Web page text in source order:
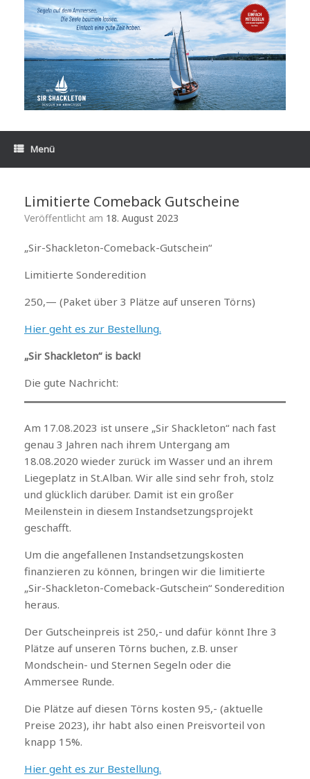
springen
Menü
Limitierte Comeback Gutscheine
Veröffentlicht am 18. August 2023
„Sir-Shackleton-Comeback-Gutschein“
Limitierte Sonderedition
250,— (Paket über 3 Plätze auf unseren Törns)
Hier geht es zur Bestellung.
„Sir Shackleton“ is back!
Die gute Nachricht:
Am 17.08.2023 ist unsere „Sir Shackleton“ nach fast
genau 3 Jahren nach ihrem Untergang am
18.08.2020 wieder zurück im Wasser und an ihrem
Liegeplatz in St.Alban. Wir alle sind sehr froh, stolz
und glücklich darüber. Damit ist ein großer
Meilenstein in diesem Instandsetzungsprojekt
geschafft.
Um die angefallenen Instandsetzungskosten
finanzieren zu können, bringen wir die limitierte
„Sir-Shackleton-Comeback-Gutschein“ Sonderedition
heraus.
Der Gutscheinpreis ist 250,- und dafür könnt Ihre 3
Plätze auf unseren Törns buchen, z.B. unser
Mondschein- und Sternen Segeln oder die
Ammersee Runde.
Die Plätze auf diesen Törns kosten 95,- (aktuelle
Preise 2023), ihr habt also einen Preisvorteil von
knapp 15%.
Hier geht es zur Bestellung.